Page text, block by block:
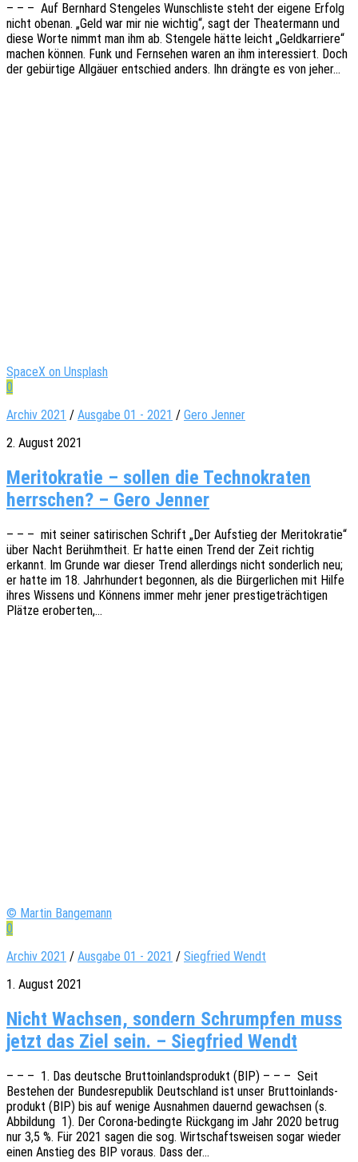
– – – Auf Bern­hard Sten­ge­les Wunsch­lis­te steht der eigene Erfolg
nicht obenan. „Geld war mir nie wich­tig“, sagt der Thea­ter­mann und
diese Worte nimmt man ihm ab. Sten­ge­le hätte leicht „Geld­kar­rie­re“
machen können. Funk und Fern­se­hen waren an ihm inter­es­siert. Doch
der gebür­ti­ge Allgäu­er entschied anders. Ihn dräng­te es von jeher…
SpaceX on Unsplash
0
Archiv 2021 / Ausgabe 01 - 2021 / Gero Jenner
2. August 2021
Meritokratie – sollen die Technokraten
herrschen? – Gero Jenner
– – – mit seiner sati­ri­schen Schrift „Der Aufstieg der Meri­to­kra­tie“
über Nacht Berühmt­heit. Er hatte einen Trend der Zeit rich­tig
erkannt. Im Grunde war dieser Trend aller­dings nicht sonder­lich neu;
er hatte im 18. Jahr­hun­dert begon­nen, als die Bürger­li­chen mit Hilfe
ihres Wissens und Könnens immer mehr jener pres­ti­ge­träch­ti­gen
Plätze eroberten,…
© Martin Bangemann
0
Archiv 2021 / Ausgabe 01 - 2021 / Siegfried Wendt
1. August 2021
Nicht Wachsen, sondern Schrumpfen muss
jetzt das Ziel sein. – Siegfried Wendt
– – – 1. Das deut­sche Brut­to­in­lands­pro­dukt (BIP) – – – Seit
Bestehen der Bundes­re­pu­blik Deutsch­land ist unser Brut­to­in­lands­
pro­dukt (BIP) bis auf wenige Ausnah­men dauernd gewach­sen (s.
Abbil­dung 1). Der Corona-bedin­g­­te Rück­gang im Jahr 2020 betrug
nur 3,5 %. Für 2021 sagen die sog. Wirt­schafts­wei­sen sogar wieder
einen Anstieg des BIP voraus. Dass der…